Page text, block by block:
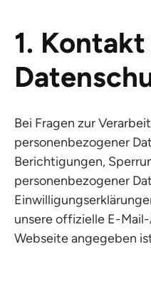
1.
Bei Fragen zur
personenbezogener
Berichtigungen,
personenbezogener
unsere offizielle E-
Webseite angegeben